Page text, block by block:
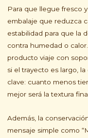
Para que llegue fresco
embalaje que reduzca
estabilidad para que la
contra humedad o
producto viaje con
si el trayecto es largo,
clave: cuanto menos
mejor será la textura
Además, la
mensaje simple como